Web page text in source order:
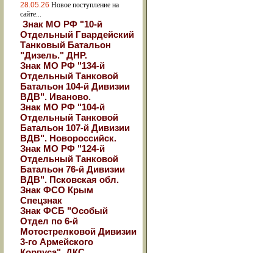
28.05.26 Новое поступление на
сайте...
Знак МО РФ "10-й
Отдельный Гвардейский
Танковый Батальон
"Дизель." ДНР.
Знак МО РФ "134-й
Отдельный Танковой
Батальон 104-й Дивизии
ВДВ". Иваново.
Знак МО РФ "104-й
Отдельный Танковой
Батальон 107-й Дивизии
ВДВ". Новороссийск.
Знак МО РФ "124-й
Отдельный Танковой
Батальон 76-й Дивизии
ВДВ". Псковская обл.
Знак ФСО Крым
Спецзнак
Знак ФСБ "Особый
Отдел по 6-й
Мотострелковой Дивизии
3-го Армейского